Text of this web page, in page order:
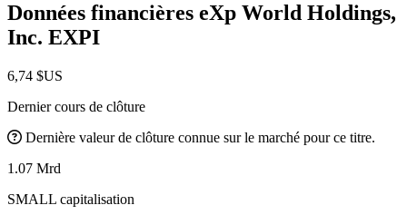
Données financières eXp World Holdings,
Inc. EXPI
6,74 $US
Dernier cours de clôture
Dernière valeur de clôture connue sur le marché pour ce titre.
1.07 Mrd
SMALL capitalisation